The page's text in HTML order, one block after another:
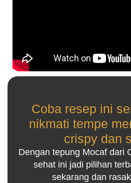
Coba resep ini
nikmati tempe
crispy dan
Dengan tepung Mocaf dari
sehat ini jadi pilihan
sekarang dan